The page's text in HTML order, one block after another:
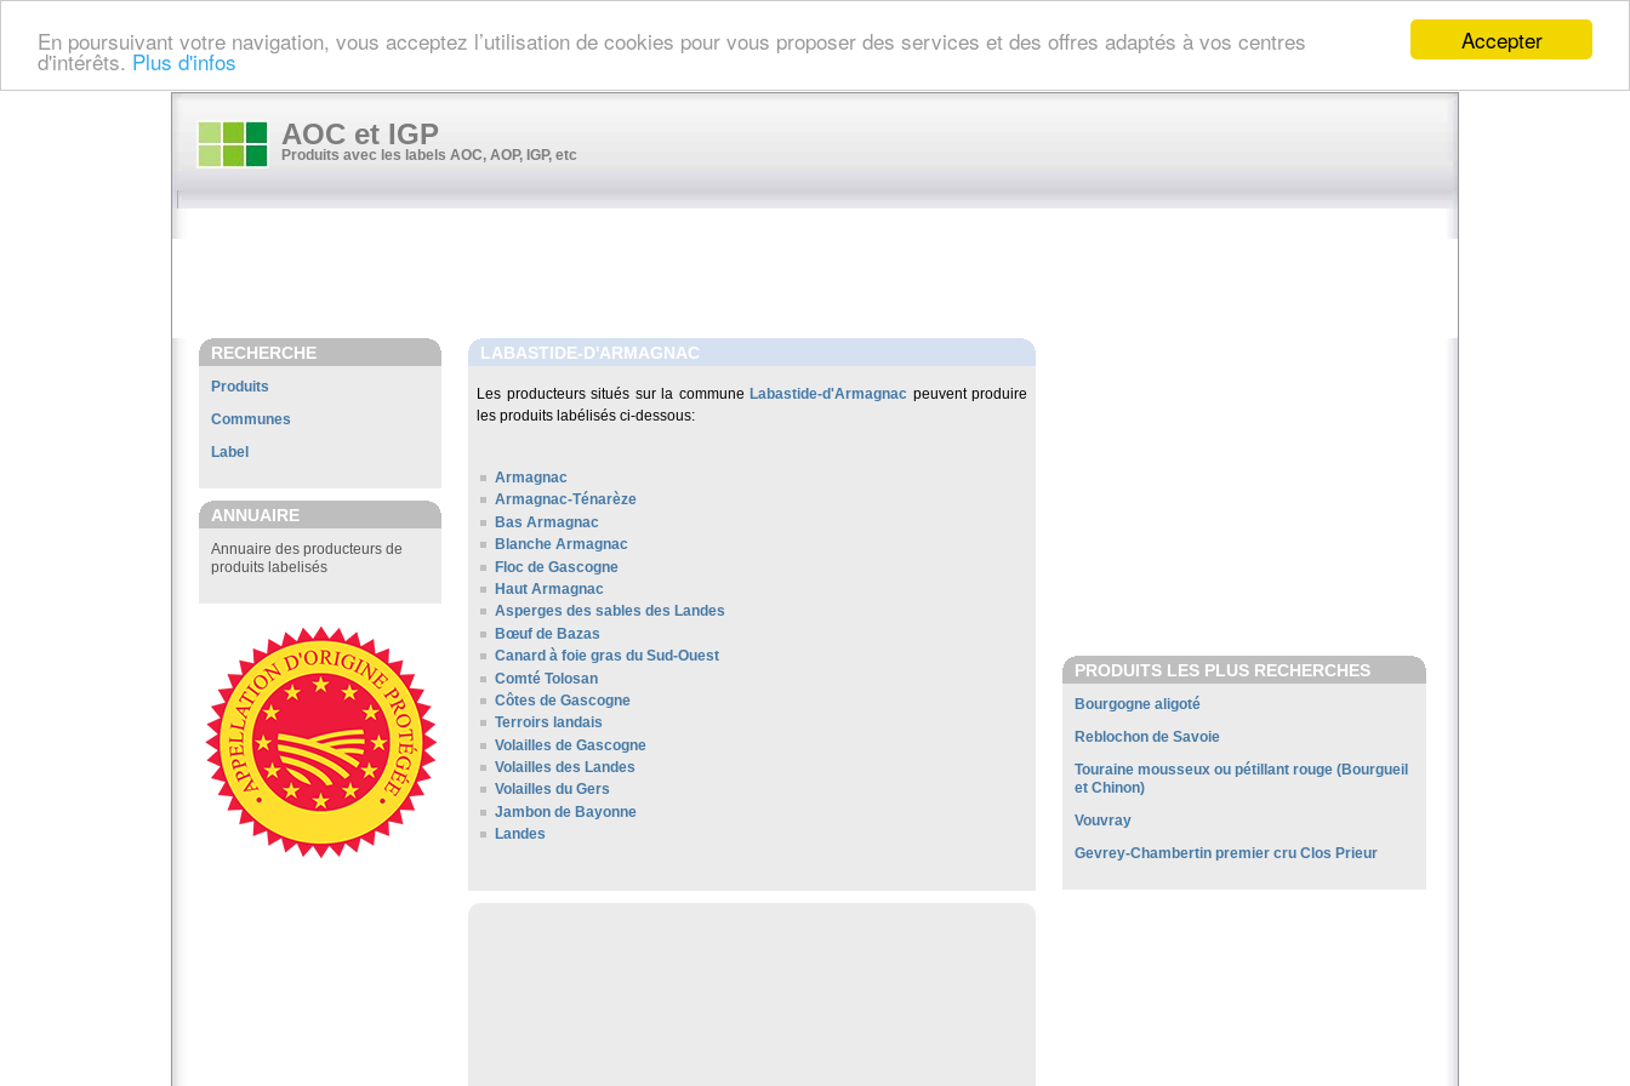
Accepter
En poursuivant votre navigation, vous acceptez l’utilisation de cookies pour vous proposer des services et des offres adaptés à vos centres
d'intérêts. Plus d'infos
AOC et IGP
Produits avec les labels AOC, AOP, IGP, etc
RECHERCHE
Produits
Communes
Label
ANNUAIRE
Annuaire des producteurs de
produits labelisés
LABASTIDE-D'ARMAGNAC
Les producteurs situés sur la commune Labastide-d'Armagnac peuvent produire
les produits labélisés ci-dessous:
Armagnac
Armagnac-Ténarèze
Bas Armagnac
Blanche Armagnac
Floc de Gascogne
Haut Armagnac
Asperges des sables des Landes
Bœuf de Bazas
Canard à foie gras du Sud-Ouest
Comté Tolosan
Côtes de Gascogne
Terroirs landais
Volailles de Gascogne
Volailles des Landes
Volailles du Gers
Jambon de Bayonne
Landes
PRODUITS LES PLUS RECHERCHES
Bourgogne aligoté
Reblochon de Savoie
Touraine mousseux ou pétillant rouge (Bourgueil
et Chinon)
Vouvray
Gevrey-Chambertin premier cru Clos Prieur